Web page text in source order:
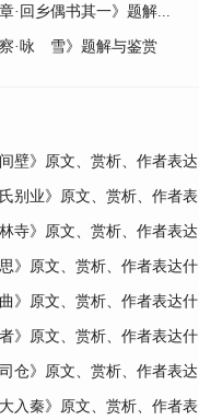
·回乡偶书其一》题解...
·咏 雪》题解与鉴赏
壁》原文、赏析、作者表达
别业》原文、赏析、作者表
？
寺》原文、赏析、作者表达
》原文、赏析、作者表达什
》原文、赏析、作者表达什
》原文、赏析、作者表达什
仓》原文、赏析、作者表达
入秦》原文、赏析、作者表